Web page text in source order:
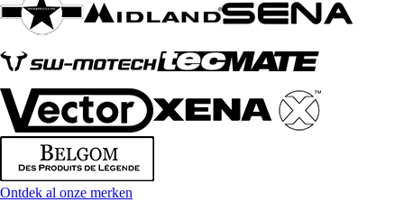
Ontdek al onze merken